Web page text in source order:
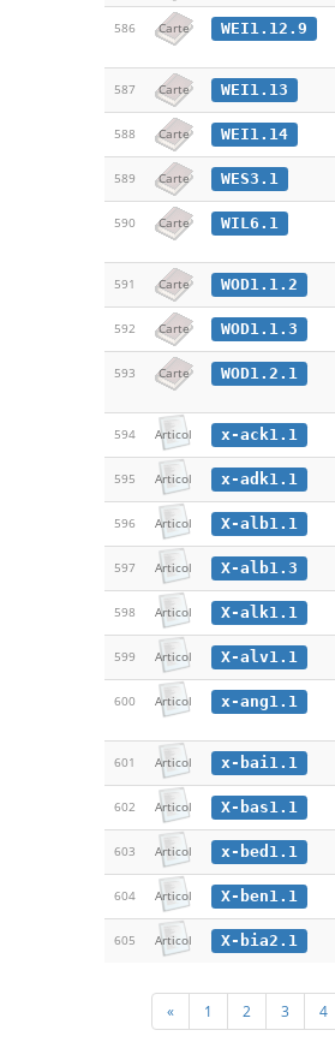
586 Carte WEI1.12.9
587 Carte WEI1.13
588 Carte WEI1.14
589 Carte WES3.1
590 Carte WIL6.1
591 Carte WOD1.1.2
592 Carte WOD1.1.3
593 Carte WOD1.2.1
594 Articol x-ack1.1
595 Articol x-adk1.1
596 Articol X-alb1.1
597 Articol X-alb1.3
598 Articol X-alk1.1
599 Articol X-alv1.1
600 Articol x-ang1.1
601 Articol x-bai1.1
602 Articol X-bas1.1
603 Articol x-bed1.1
604 Articol X-ben1.1
605 Articol X-bia2.1
« 1 2 3 4